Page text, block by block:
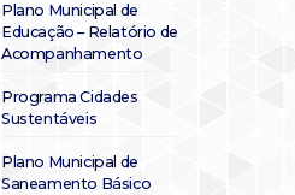
Plano Municipal de
Educação – Relatório de
Acompanhamento
Programa Cidades
Sustentáveis
Plano Municipal de
Saneamento Básico